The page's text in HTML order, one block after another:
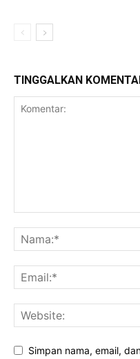
TINGGALKAN
Simpan nama, email,